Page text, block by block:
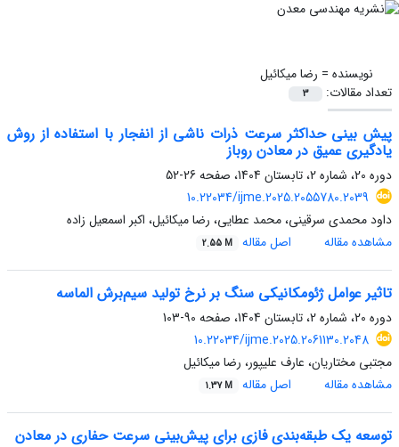
نویسنده = رضا میکائیل
تعداد مقالات:
3
پیش بینی حداکثر سرعت ذرات ناشی از انفجار با استفاده از روش
یادگیری عمیق در معادن روباز
دوره 20، شماره 2، تابستان 1404، صفحه
26-52
10.22034/ijme.2025.2055780.2039
داود محمدی سرقینی، محمد عطایی، رضا میکائیل، اکبر اسمعیل زاده
مشاهده مقاله
اصل مقاله 2.55 M
تاثیر عوامل ژئومکانیکی سنگ بر نرخ تولید سیم‌برش الماسه
دوره 20، شماره 2، تابستان 1404، صفحه
90-103
10.22034/ijme.2025.2061130.2048
مجتبی مختاریان، عارف علیپور، رضا میکائیل
مشاهده مقاله
اصل مقاله 1.37 M
توسعه یک طبقه‌بندی فازی برای پیش‌بینی سرعت حفاری در معادن